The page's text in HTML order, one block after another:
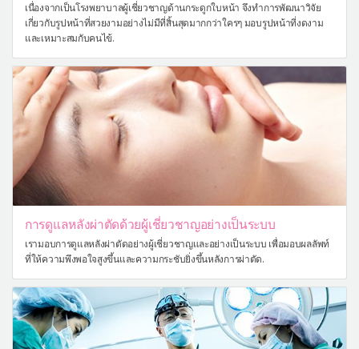
เนื่องจากเป็นโรงพยาบาลผู้เชี่ยวชาญด้านกระดูกใบหน้า จึงทำการพัฒนาวิจัย
เกี่ยวกับรูปหน้าที่สวยงามอย่างไม่มีที่สิ้นสุดมากกว่าใครๆ มอบรูปหน้าที่งดงาม
และเหมาะสมกับคนไข้.
การดูแลหลังผ่าตัดด้วยผู้เชี่ยวชาญอย่างเป็นระบบ
เรามอบการดูแลหลังผ่าตัดอย่างผู้เชี่ยวชาญและอย่างเป็นระบบ เพื่อมอบผลลัพท์
ที่ให้ความพึงพอใจสูงขึ้นและความกระชับยิ่งขึ้นหลังการผ่าตัด.